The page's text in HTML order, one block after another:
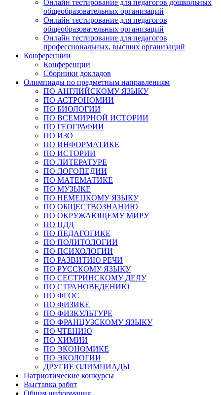
Онлайн тестирование для педагогов дошкольных
общеобразовательных организаций
Онлайн тестирование для педагогов
общеобразовательных организаций
Онлайн тестирование для педагогов
профессиональных, высших организаций
Конференции
Конференции
Сборники докладов
Олимпиады по предметным направлениям
ПО АНГЛИЙСКОМУ ЯЗЫКУ
ПО АСТРОНОМИИ
ПО БИОЛОГИИ
ПО ВСЕМИРНОЙ ИСТОРИИ
ПО ГЕОГРАФИИ
ПО ИЗО
ПО ИНФОРМАТИКЕ
ПО ИСТОРИИ
ПО ЛИТЕРАТУРЕ
ПО ЛОГОПЕДИИ
ПО МАТЕМАТИКЕ
ПО МУЗЫКЕ
ПО НЕМЕЦКОМУ ЯЗЫКУ
ПО ОБЩЕСТВОЗНАНИЮ
ПО ОКРУЖАЮЩЕМУ МИРУ
ПО ПДД
ПО ПЕДАГОГИКЕ
ПО ПОЛИТОЛОГИИ
ПО ПСИХОЛОГИИ
ПО РАЗВИТИЮ РЕЧИ
ПО РУССКОМУ ЯЗЫКУ
ПО СЕСТРИНСКОМУ ДЕЛУ
ПО СТРАНОВЕДЕНИЮ
ПО ФГОС
ПО ФИЗИКЕ
ПО ФИЗКУЛЬТУРЕ
ПО ФРАНЦУЗСКОМУ ЯЗЫКУ
ПО ЧТЕНИЮ
ПО ХИМИИ
ПО ЭКОНОМИКЕ
ПО ЭКОЛОГИИ
ДРУГИЕ ОЛИМПИАДЫ
Патриотические конкурсы
Выставка работ
Общая информация